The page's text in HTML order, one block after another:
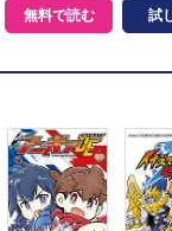
無料で読む 試